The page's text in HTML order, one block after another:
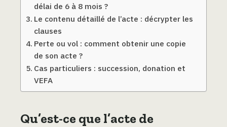
délai de 6 à 8 mois ?
Le contenu détaillé de l’acte : décrypter les
clauses
Perte ou vol : comment obtenir une copie
de son acte ?
Cas particuliers : succession, donation et
VEFA
Qu’est-ce que l’acte de